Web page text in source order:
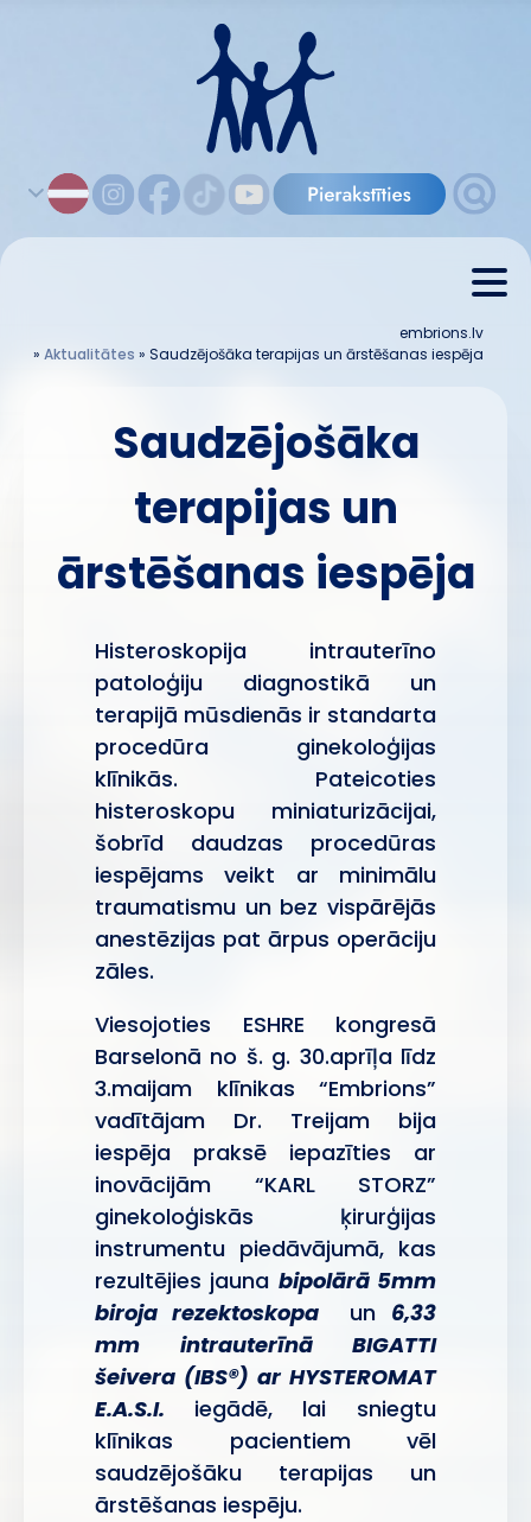
embrions.lv
» Aktualitātes » Saudzējošāka terapijas un ārstēšanas iespēja
Saudzējošāka
terapijas un
ārstēšanas iespēja
Histeroskopija intrauterīno
patoloģiju diagnostikā un
terapijā mūsdienās ir standarta
procedūra ginekoloģijas
klīnikās. Pateicoties
histeroskopu miniaturizācijai,
šobrīd daudzas procedūras
iespējams veikt ar minimālu
traumatismu un bez vispārējās
anestēzijas pat ārpus operāciju
zāles.
Viesojoties ESHRE kongresā
Barselonā no š. g. 30.aprīļa līdz
3.maijam klīnikas “Embrions”
vadītājam Dr. Treijam bija
iespēja praksē iepazīties ar
inovācijām “KARL STORZ”
ginekoloģiskās ķirurģijas
instrumentu piedāvājumā, kas
rezultējies jauna bipolārā 5mm
biroja rezektoskopa un 6,33
mm intrauterīnā BIGATTI
šeivera (IBS®) ar HYSTEROMAT
E.A.S.I. iegādē, lai sniegtu
klīnikas pacientiem vēl
saudzējošāku terapijas un
ārstēšanas iespēju.